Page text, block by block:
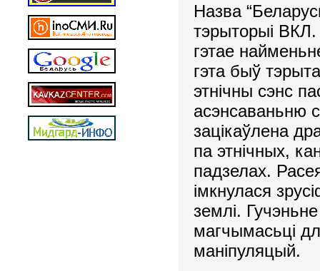
Назва
тэрыторыі ВКЛ.
гэтае
гэта быў
этнічны сэнс
асэнсаваньню
зацікаўлена
па этнічных,
падзелах.
імкнулася
землі.
магчымасьці
маніпуляцый.